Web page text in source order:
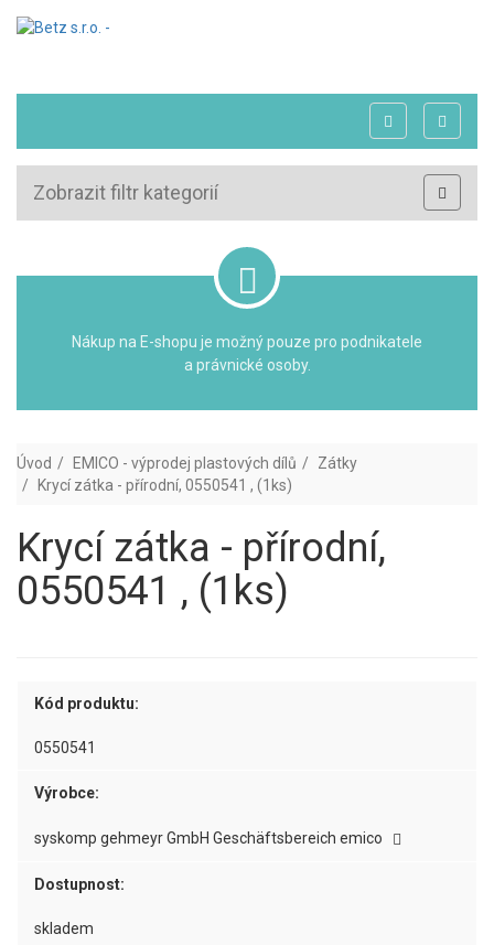
Zobrazit filtr kategorií
Nákup na E-shopu je možný pouze pro podnikatele
a právnické osoby.
Úvod EMICO - výprodej plastových dílů
Zátky
Krycí zátka - přírodní, 0550541 , (1ks)
Krycí zátka - přírodní,
0550541 , (1ks)
Kód produktu:
0550541
Výrobce:
syskomp gehmeyr GmbH Geschäftsbereich emico
Dostupnost:
skladem